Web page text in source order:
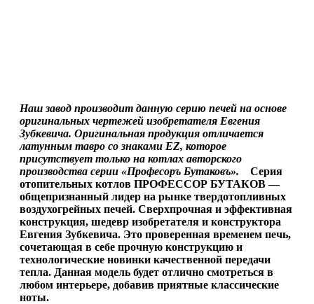
Наш завод производит данную серию печей на основе
оригинальных чертежей изобретателя Евгения
Зубкевича. Оригинальная продукция отличается
латунным тавро со знаками EZ, которое
присутствует только на котлах авторского
производства серии «Професоръ Бутаковъ».
Серия
отопительных котлов ПРОФЕССОР БУТАКОВ —
общепризнанный лидер на рынке твердотопливных
воздухогрейных печей. Сверхпрочная и эффективная
конструкция, шедевр изобретателя и конструктора
Евгения Зубкевича. Это проверенная временем печь,
сочетающая в себе прочную конструкцию и
технологические новинки качественной передачи
тепла. Данная модель будет отлично смотреться в
любом интерьере, добавив приятные классические
ноты.